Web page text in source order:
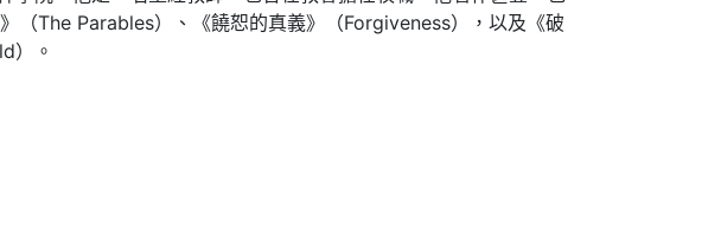
（The Parables）、《饒恕的真義》（Forgiveness），以及《破
）。